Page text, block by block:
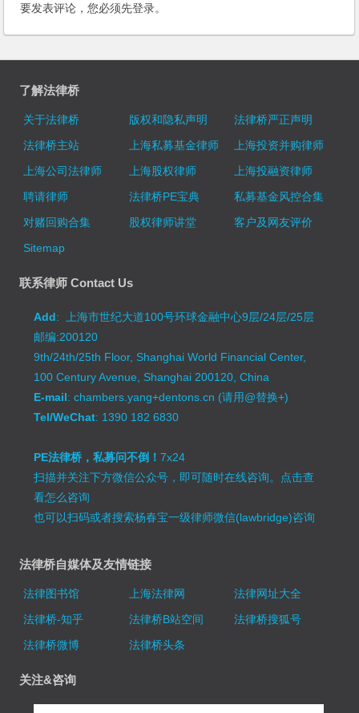
要发表评论，您必须先登录。
了解法律桥
关于法律桥 版权和隐私声明
法律桥严正声明
法律桥主站
上海私募基金律师
上海投资并购律师
上海公司法律师
上海股权律师
上海投融资律师
聘请律师
法律桥PE宝典
私募基金风控合集
对赌回购合集
股权律师讲堂
客户及网友评价
Sitemap
联系律师 Contact Us
Add: 上海市世纪大道100号环球金融中心9层/24层/25层
邮编:200120
9th/24th/25th Floor, Shanghai World Financial Center,
100 Century Avenue, Shanghai 200120, China
E-mail: chambers.yang+dentons.cn (请用@替换+)
Tel/WeChat: 1390 182 6830
PE法律桥，私募问不倒！7x24
扫描并关注下方微信公众号，即可随时在线咨询。 点击查
看怎么咨询
也可以扫码或者搜索杨春宝一级律师微信(lawbridge)咨询
法律桥自媒体及友情链接
法律图书馆 上海法律网
法律网址大全
法律桥-知乎
法律桥B站空间
法律桥搜狐号
法律桥微博
法律桥头条
关注&咨询